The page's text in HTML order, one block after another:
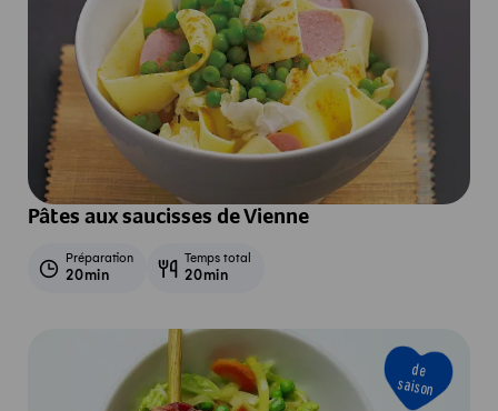
Pâtes aux saucisses de Vienne
Préparation
20min
Temps total
20min
de
saison